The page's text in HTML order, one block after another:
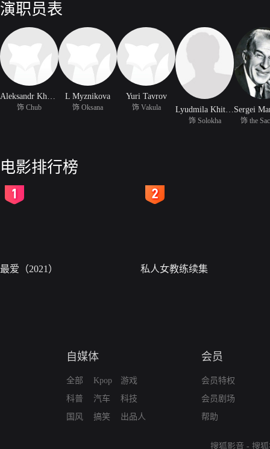
演职员表
Aleksandr Khvylya
饰 Chub
L Myznikova
饰 Oksana
Yuri Tavrov
饰 Vakula
饰 Solokha
Sergei
饰 the
电影排行榜
最爱（2021） 私人女教练续集
自媒体
全部
科普
国风
Kpop
汽车
搞笑
游戏
科技
出品人
会员
会员特权
会员剧场
帮助
搜狐影音 - 搜